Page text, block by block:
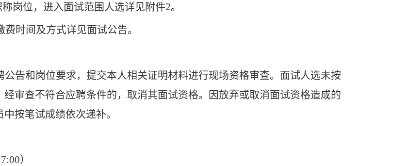
岗位，进入面试范围人选详见附件2。
费时间及方式详见面试公告。
告和岗位要求，提交本人相关证明材料进行现场资格审查。面试人选未按
审查不符合应聘条件的，取消其面试资格。因放弃或取消面试资格造成的
按笔试成绩依次递补。
）